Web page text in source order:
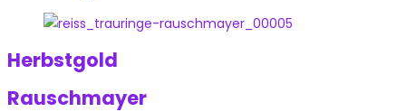
Herbstgold
Rauschmayer